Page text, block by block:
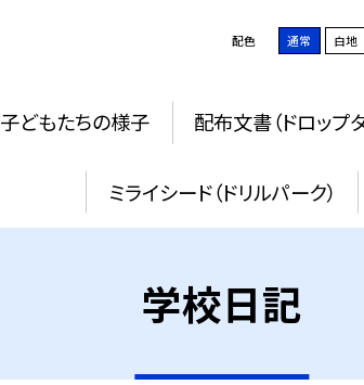
配色 通常 白地
子どもたちの様子 配布文書（ドロップ
ミライシード（ドリルパーク）
学校日記